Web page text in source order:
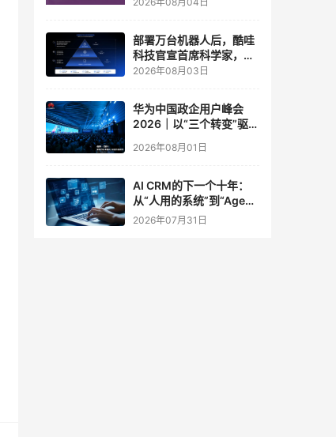
人工智能和边缘计算联合
部署万台机器人后，酷哇
科技官宣首席科学家，要
让世界模型交付生产力
2026年08月03日
华为中国政企用户峰会
2026｜以“三个转变”驱动
2026年08月01日
AI CRM的下一个十年：
从“人用的系统”到“Agent
调用的底座”
2026年07月31日